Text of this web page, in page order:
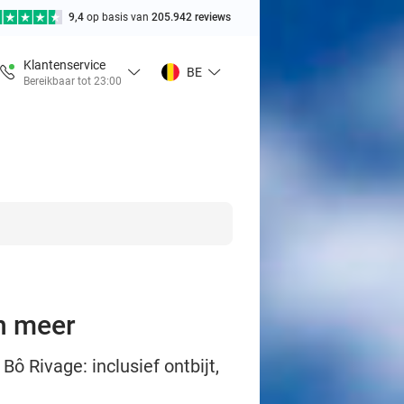
9,4 op basis van 205.942 reviews
Klantenservice
Bereikbaar tot 23:00
BE
meer
Rivage: inclusief ontbijt,